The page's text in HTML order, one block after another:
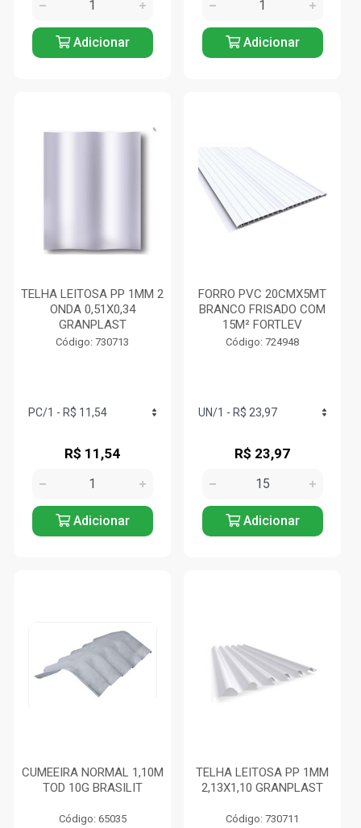
Adicionar Adicionar
TELHA LEITOSA PP 1MM 2
ONDA 0,51X0,34
GRANPLAST
Código: 730713
R$ 11,54
Adicionar
FORRO PVC 20CMX5MT
BRANCO FRISADO COM
15M² FORTLEV
Código: 724948
R$ 23,97
Adicionar
CUMEEIRA NORMAL 1,10M
TOD 10G BRASILIT
Código: 65035
TELHA LEITOSA PP 1MM
2,13X1,10 GRANPLAST
Código: 730711